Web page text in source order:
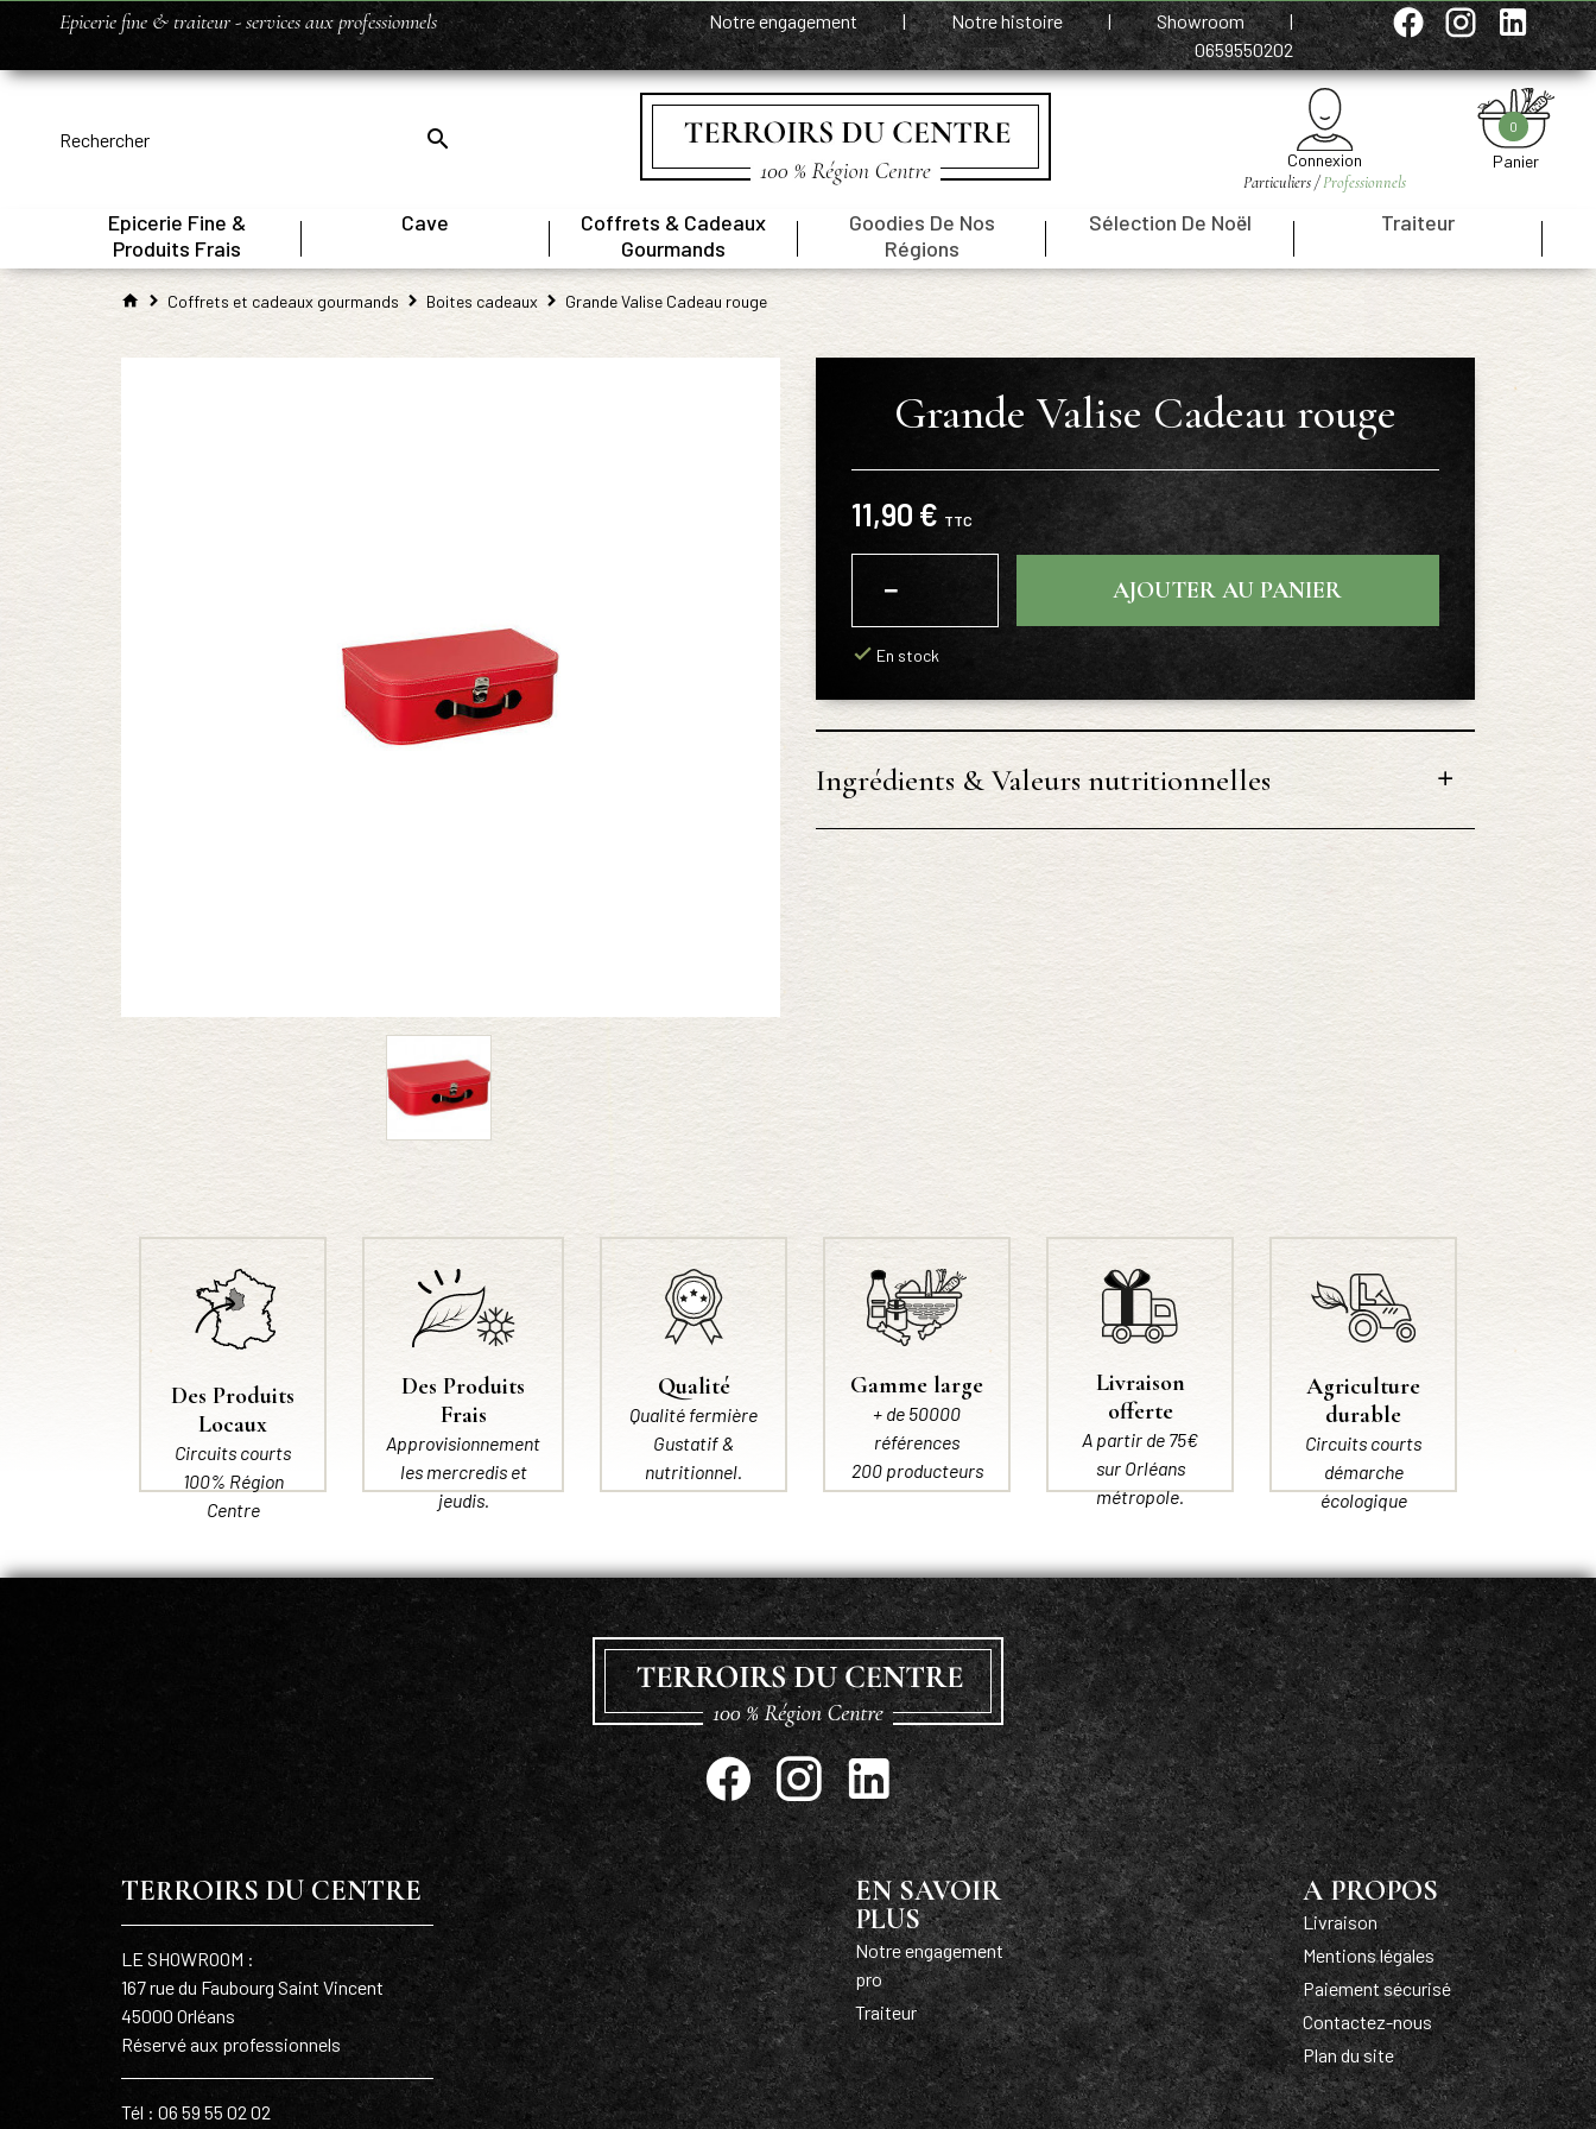
Epicerie fine & traiteur - services aux professionnels Notre engagement | Notre histoire | Showroom
|
0659550202
Connexion
Particuliers /Professionnels
Panier
0
Epicerie Fine &
Produits Frais
Cave
Coffrets & Cadeaux
Gourmands
Goodies De Nos
Régions
Sélection De Noël Traiteur
Coffrets et cadeaux gourmands Boites cadeaux Grande Valise Cadeau rouge
Grande Valise Cadeau rouge
11,90 € TTC
−
+
AJOUTER AU PANIER
En stock
Ingrédients & Valeurs nutritionnelles
Des Produits
Locaux
Circuits courts
100% Région
Centre
Des Produits
Frais
Approvisionnement
les mercredis et
jeudis.
Qualité
Qualité fermière
Gustatif &
nutritionnel.
Gamme large
+ de 50000
références
200 producteurs
Livraison
offerte
A partir de 75€
sur Orléans
métropole.
Agriculture
durable
Circuits courts
démarche
écologique
TERROIRS DU CENTRE
LE SHOWROOM :
167 rue du Faubourg Saint Vincent
45000 Orléans
Réservé aux professionnels
Tél : 06 59 55 02 02
EN SAVOIR
PLUS
Notre engagement
pro
Traiteur
A PROPOS
Livraison
Mentions légales
Paiement sécurisé
Contactez-nous
Plan du site